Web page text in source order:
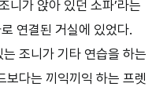
니가 앉아 있던 소파’라는
연결된 거실에 있었다.
조니가 기타 연습을 하는
보다는 끼익끼익 하는 프렛